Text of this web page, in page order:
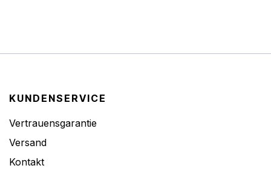
KUNDENSERVICE
Vertrauensgarantie
Versand
Kontakt